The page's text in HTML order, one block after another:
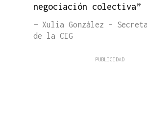
negociación colectiva”
— Xulia González -
de la CIG